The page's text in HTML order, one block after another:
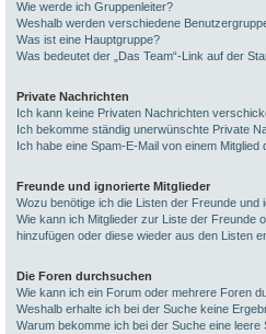
Wie werde ich Gruppenleiter?
Weshalb werden verschiedene
Was ist eine Hauptgruppe?
Was bedeutet der „Das Team“-Link auf der
Private Nachrichten
Ich kann keine Privaten Nachrichten
Ich bekomme ständig unerwünschte Private
Ich habe eine Spam-E-Mail von einem Mitglied
Freunde und ignorierte Mitglieder
Wozu benötige ich die Listen der Freunde und
Wie kann ich Mitglieder zur Liste der Freunde
hinzufügen oder diese wieder aus den Listen
Die Foren durchsuchen
Wie kann ich ein Forum oder mehrere Foren
Weshalb erhalte ich bei der Suche keine
Warum bekomme ich bei der Suche eine leere